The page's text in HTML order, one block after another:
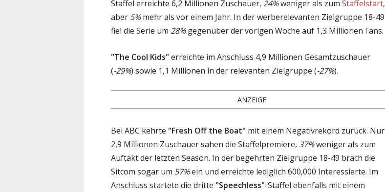
Staffel erreichte 6,2 Millionen Zuschauer, 24%weniger als zum Staffelstart,
aber 5%mehr als vor einem Jahr. In der werberelevanten Zielgruppe 18-49
fiel die Serie um 28%gegenüber der vorigen Woche auf 1,3 Millionen Fans.
"The Cool Kids" erreichte im Anschluss 4,9 Millionen Gesamtzuschauer
(-29%) sowie 1,1 Millionen in der relevanten Zielgruppe (-27%).
ANZEIGE
Bei ABC kehrte "Fresh Off the Boat" mit einem Negativrekord zurück. Nur
2,9 Millionen Zuschauer sahen die Staffelpremiere, 37%weniger als zum
Auftakt der letzten Season. In der begehrten Zielgruppe 18-49 brach die
Sitcom sogar um 57%ein und erreichte lediglich 600,000 Interessierte. Im
Anschluss startete die dritte "Speechless"-Staffel ebenfalls mit einem